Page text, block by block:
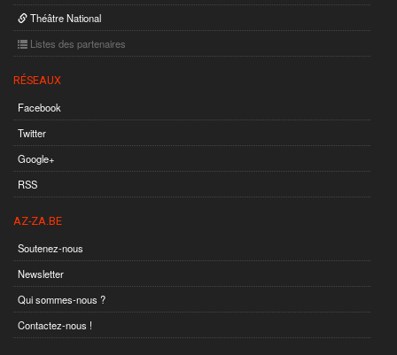
Théâtre National
Listes des partenaires
RÉSEAUX
Facebook
Twitter
Google+
RSS
AZ-ZA.BE
Soutenez-nous
Newsletter
Qui sommes-nous ?
Contactez-nous !